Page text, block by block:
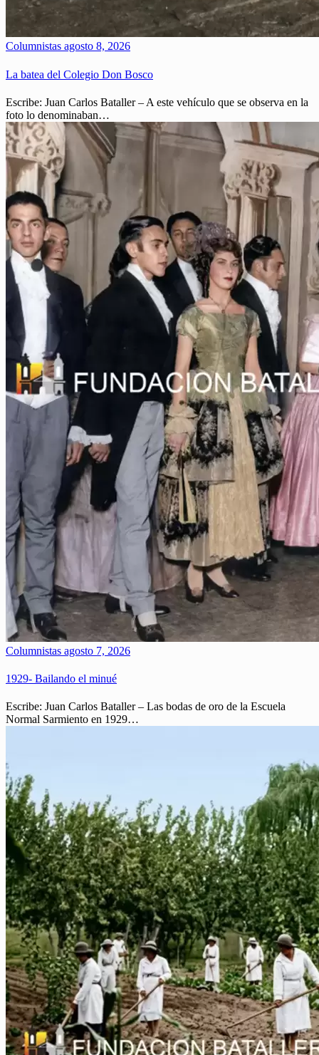
Columnistas agosto 8, 2026
La batea del Colegio Don Bosco
Escribe: Juan Carlos Bataller – A este vehículo que se observa en la
foto lo denominaban…
Columnistas agosto 7, 2026
1929- Bailando el minué
Escribe: Juan Carlos Bataller – Las bodas de oro de la Escuela
Normal Sarmiento en 1929…